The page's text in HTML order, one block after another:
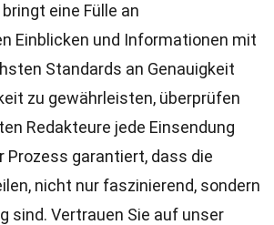
eine Fülle an
Einblicken und Informationen mit
Standards an Genauigkeit
zu gewährleisten, überprüfen
Redakteure jede Einsendung
Prozess garantiert, dass die
nicht nur faszinierend, sondern
sind. Vertrauen Sie auf unser